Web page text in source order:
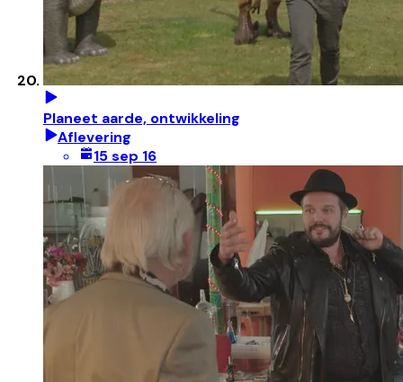
Planeet aarde, ontwikkeling
Aflevering
15 sep 16